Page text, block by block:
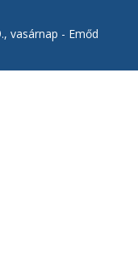
vasárnap - Emőd